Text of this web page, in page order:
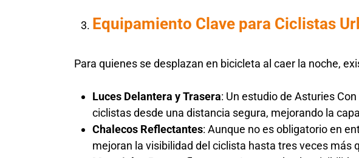
Equipamiento Clave para Ciclistas
Para quienes se desplazan en bicicleta al caer la noche,
Luces Delantera y Trasera: Un estudio de Asturies
ciclistas desde una distancia segura, mejorando la
Chalecos Reflectantes: Aunque no es obligatorio en
mejoran la visibilidad del ciclista hasta tres veces más